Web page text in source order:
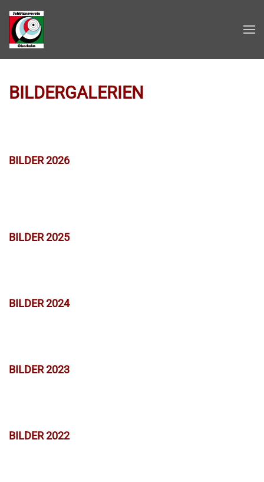
Zum Hauptinhalt springen
BILDERGALERIEN
BILDER 2026
BILDER 2025
BILDER 2024
BILDER 2023
BILDER 2022